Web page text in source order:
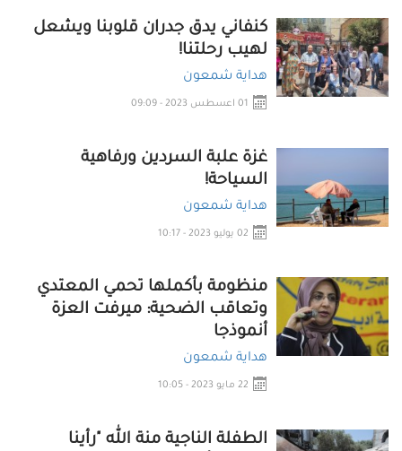
كنفاني يدق جدران قلوبنا ويشعل
لهيب رحلتنا!
هداية شمعون
01 اعسطس 2023 - 09:09
غزة علبة السردين ورفاهية
السياحة!
هداية شمعون
02 يوليو 2023 - 10:17
منظومة بأكملها تحمي المعتدي
وتعاقب الضحية: ميرفت العزة
أنموذجا
هداية شمعون
22 مايو 2023 - 10:05
الطفلة الناجية منة الله "رأينا